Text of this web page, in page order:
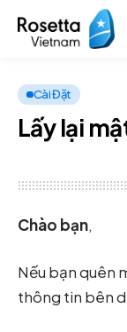
Cài Đặt
Lấy lại
Chào bạn,
Nếu bạn quên
thông tin bên